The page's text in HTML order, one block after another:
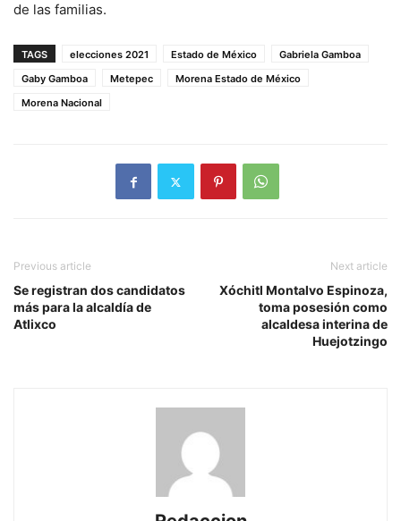
de las familias.
TAGS elecciones 2021 Estado de México
Gabriela Gamboa
Gaby Gamboa
Metepec
Morena Estado de México
Morena Nacional
Previous article
Se registran dos candidatos
más para la alcaldía de
Atlixco
Next article
Xóchitl Montalvo Espinoza,
toma posesión como
alcaldesa interina de
Huejotzingo